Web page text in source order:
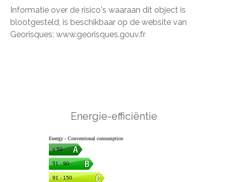
Informatie over de risico's waaraan dit object is
blootgesteld, is beschikbaar op de website van
Georisques: www.georisques.gouv.fr
Energie-efficiëntie